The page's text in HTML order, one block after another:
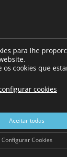
para lhe
os cookies que
cookies
Aceitar todas
Configurar Cookies